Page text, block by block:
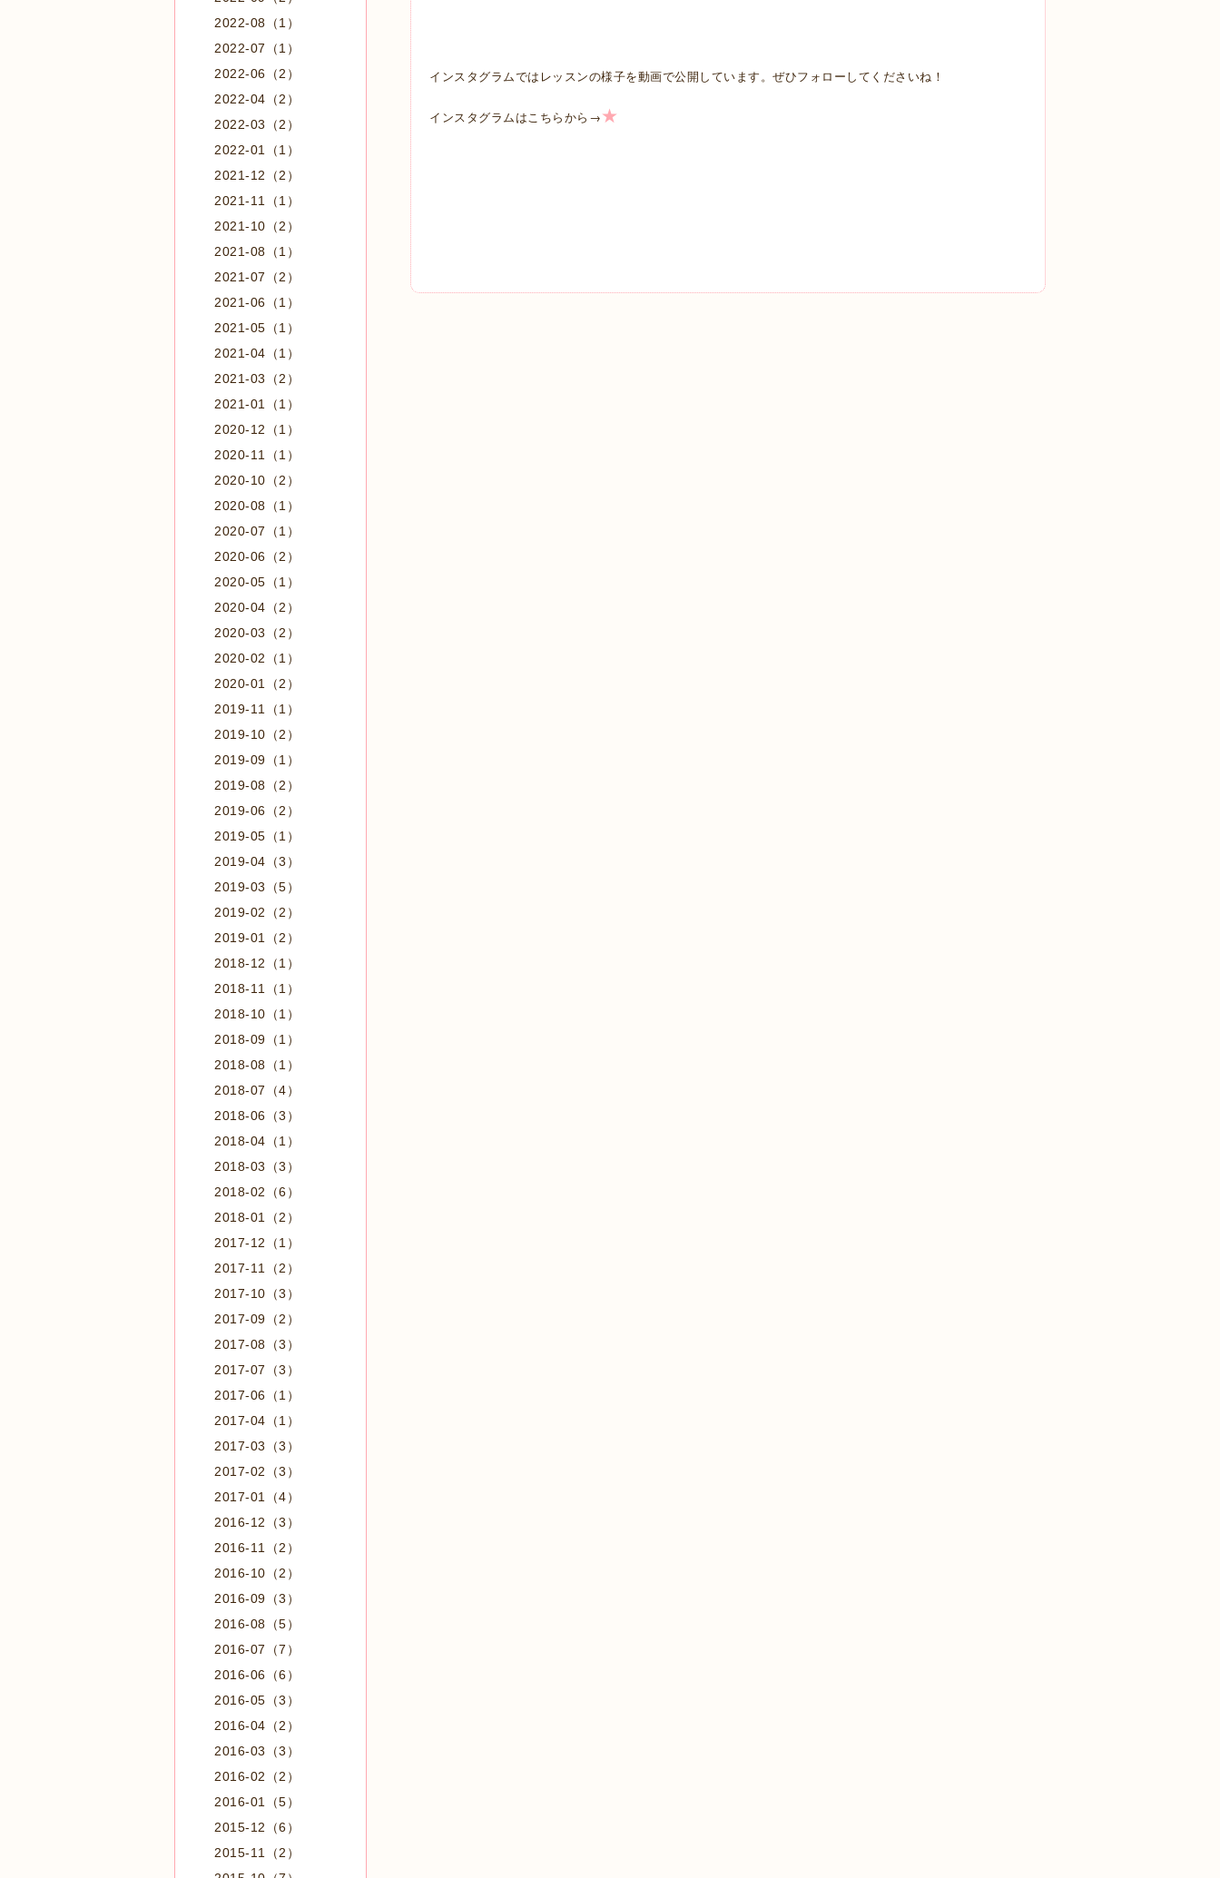
インスタグラムではレッスンの様子を動画で公開しています。ぜひフォローしてくださいね！
インスタグラムはこちらから →★
2022-08（1）
2022-07（1）
2022-06（2）
2022-04（2）
2022-03（2）
2022-01（1）
2021-12（2）
2021-11（1）
2021-10（2）
2021-08（1）
2021-07（2）
2021-06（1）
2021-05（1）
2021-04（1）
2021-03（2）
2021-01（1）
2020-12（1）
2020-11（1）
2020-10（2）
2020-08（1）
2020-07（1）
2020-06（2）
2020-05（1）
2020-04（2）
2020-03（2）
2020-02（1）
2020-01（2）
2019-11（1）
2019-10（2）
2019-09（1）
2019-08（2）
2019-06（2）
2019-05（1）
2019-04（3）
2019-03（5）
2019-02（2）
2019-01（2）
2018-12（1）
2018-11（1）
2018-10（1）
2018-09（1）
2018-08（1）
2018-07（4）
2018-06（3）
2018-04（1）
2018-03（3）
2018-02（6）
2018-01（2）
2017-12（1）
2017-11（2）
2017-10（3）
2017-09（2）
2017-08（3）
2017-07（3）
2017-06（1）
2017-04（1）
2017-03（3）
2017-02（3）
2017-01（4）
2016-12（3）
2016-11（2）
2016-10（2）
2016-09（3）
2016-08（5）
2016-07（7）
2016-06（6）
2016-05（3）
2016-04（2）
2016-03（3）
2016-02（2）
2016-01（5）
2015-12（6）
2015-11（2）